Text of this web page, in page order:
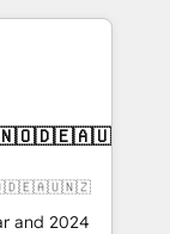
115
- USA
and 2024